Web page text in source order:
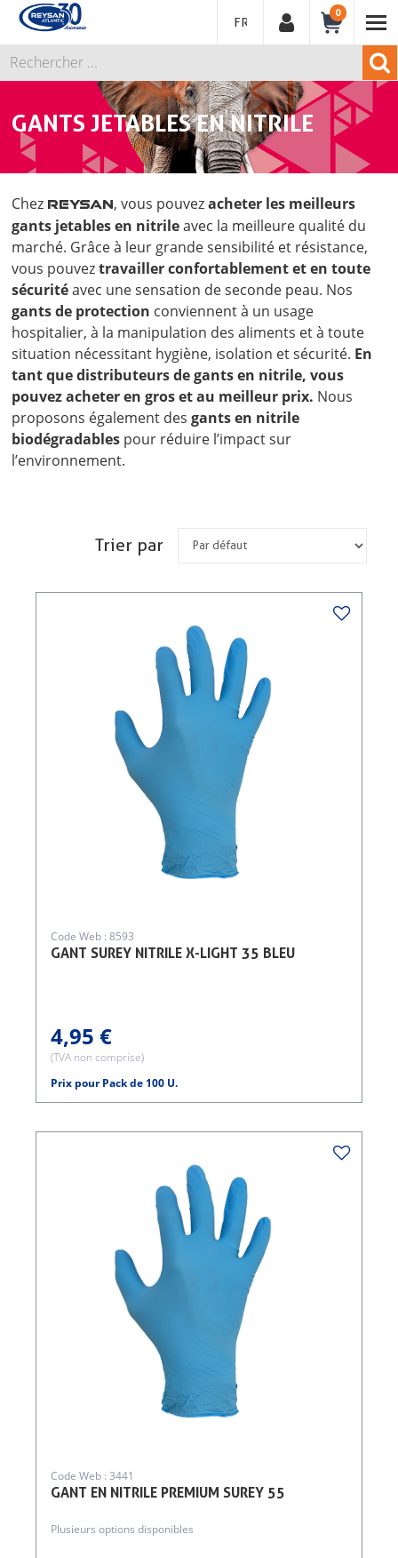
FRANÇAIS
0
GANTS JETABLES EN NITRILE
Chez REYSAN, vous pouvezacheter les meilleurs
gants jetables en nitrileavec la meilleure qualité du
marché. Grâce à leur grande sensibilité et résistance,
vous pouveztravailler confortablement et en toute
sécuritéavec une sensation de seconde peau. Nos
gants de protection conviennent à un usage
hospitalier, à la manipulation des aliments et à toute
situation nécessitant hygiène, isolation et sécurité. En
tant que distributeurs de gants en nitrile, vous
pouvez acheter en gros et au meilleur prix. Nous
proposons également desgants en nitrile
biodégradables pour réduire l’impact sur
l’environnement.
Trier par
GANT SUREY NITRILE X-LIGHT 35 BLEU
Code Web : 8593
4,95 €
(TVA non comprise)
Prix pour Pack de 100 U.
GANT EN NITRILE PREMIUM SUREY 55
Code Web : 3441
Plusieurs options disponibles